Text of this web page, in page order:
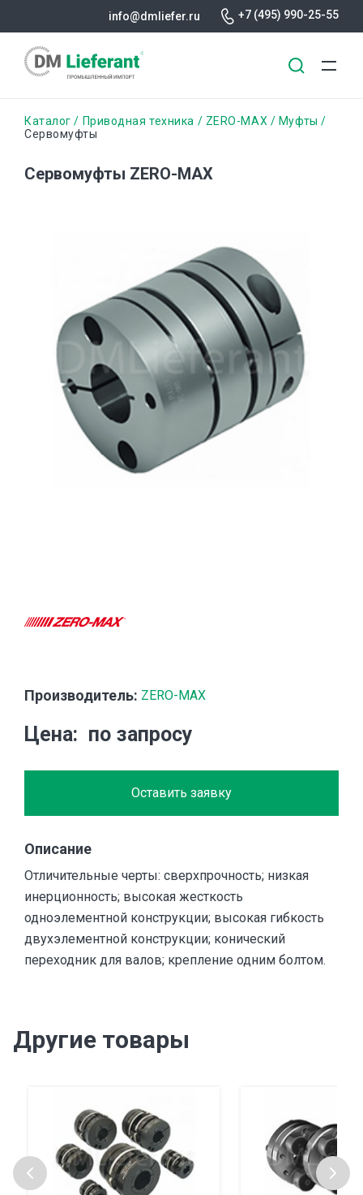
содержанию
info@dmliefer.ru +7 (495) 990-25-55
Строка
Каталог Приводная техника ZERO-MAX
Муфты
Сервомуфты
Сервомуфты ZERO-MAX
Производитель: ZERO-MAX
Цена по запросу
Оставить заявку
Описание
Отличительные черты: сверхпрочность; низкая
инерционность; высокая жесткость
одноэлементной конструкции; высокая гибкость
двухэлементной конструкции; конический
переходник для валов; крепление одним болтом.
Другие товары